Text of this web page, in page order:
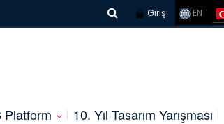
EN
Giriş
Platform 10. Yıl Tasarım Yarışması